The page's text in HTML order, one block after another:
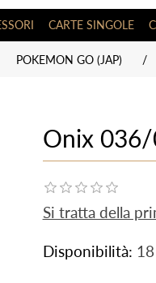
CARTE SINGOLE
POKEMON GO (JAP) /
Onix 036/
Si tratta della
Disponibilità: